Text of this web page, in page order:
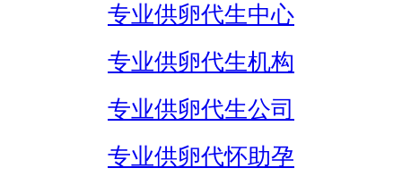
专业供卵代生中心
专业供卵代生机构
专业供卵代生公司
专业供卵代怀助孕